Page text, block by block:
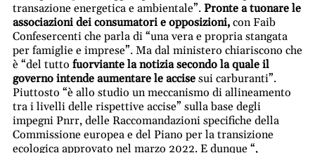
transazione energetica e ambientale”. Pronte a tuonare le
associazioni dei consumatori e opposizioni, con Faib
Confesercenti che parla di “una vera e propria stangata
per famiglie e imprese”. Ma dal ministero chiariscono che
è “del tutto fuorviante la notizia secondo la quale il
governo intende aumentare le accise sui carburanti”.
Piuttosto “è allo studio un meccanismo di allineamento
tra i livelli delle rispettive accise” sulla base degli
impegni Pnrr, delle Raccomandazioni specifiche della
Commissione europea e del Piano per la transizione
ecologica approvato nel marzo 2022. E dunque “,